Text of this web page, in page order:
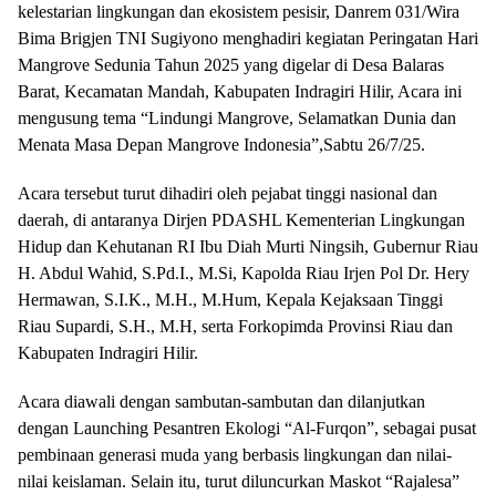
kelestarian lingkungan dan ekosistem pesisir, Danrem 031/Wira
Bima Brigjen TNI Sugiyono menghadiri kegiatan Peringatan Hari
Mangrove Sedunia Tahun 2025 yang digelar di Desa Balaras
Barat, Kecamatan Mandah, Kabupaten Indragiri Hilir, Acara ini
mengusung tema “Lindungi Mangrove, Selamatkan Dunia dan
Menata Masa Depan Mangrove Indonesia”,Sabtu 26/7/25.
Acara tersebut turut dihadiri oleh pejabat tinggi nasional dan
daerah, di antaranya Dirjen PDASHL Kementerian Lingkungan
Hidup dan Kehutanan RI Ibu Diah Murti Ningsih, Gubernur Riau
H. Abdul Wahid, S.Pd.I., M.Si, Kapolda Riau Irjen Pol Dr. Hery
Hermawan, S.I.K., M.H., M.Hum, Kepala Kejaksaan Tinggi
Riau Supardi, S.H., M.H, serta Forkopimda Provinsi Riau dan
Kabupaten Indragiri Hilir.
Acara diawali dengan sambutan-sambutan dan dilanjutkan
dengan Launching Pesantren Ekologi “Al-Furqon”, sebagai pusat
pembinaan generasi muda yang berbasis lingkungan dan nilai-
nilai keislaman. Selain itu, turut diluncurkan Maskot “Rajalesa”